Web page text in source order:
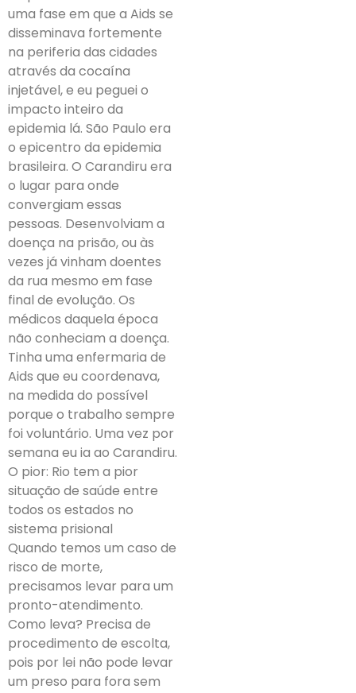
uma fase em que a Aids se
disseminava fortemente
na periferia das cidades
através da cocaína
injetável, e eu peguei o
impacto inteiro da
epidemia lá. São Paulo era
o epicentro da epidemia
brasileira. O Carandiru era
o lugar para onde
convergiam essas
pessoas. Desenvolviam a
doença na prisão, ou às
vezes já vinham doentes
da rua mesmo em fase
final de evolução. Os
médicos daquela época
não conheciam a doença.
Tinha uma enfermaria de
Aids que eu coordenava,
na medida do possível
porque o trabalho sempre
foi voluntário. Uma vez por
semana eu ia ao Carandiru.
O pior: Rio tem a pior
situação de saúde entre
todos os estados no
sistema prisional
Quando temos um caso de
risco de morte,
precisamos levar para um
pronto-atendimento.
Como leva? Precisa de
procedimento de escolta,
pois por lei não pode levar
um preso para fora sem